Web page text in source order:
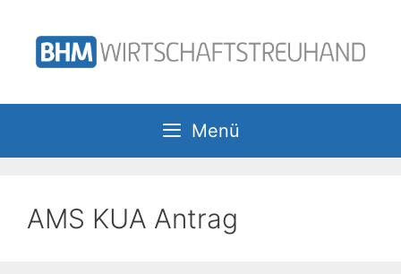
Inhalt
springen
Menü
AMS KUA Antrag